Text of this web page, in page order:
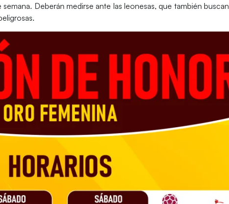
Deberán medirse ante las leonesas, que también buscan